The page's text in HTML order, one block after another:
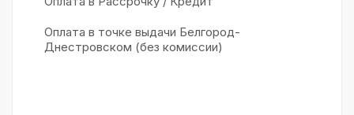
Оплата в точке выдачи Белгород-
Днестровском (без комиссии)